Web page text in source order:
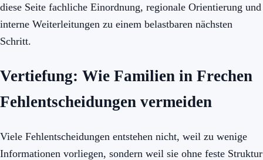
diese Seite fachliche Einordnung, regionale Orientierung und
interne Weiterleitungen zu einem belastbaren nächsten
Schritt.
Vertiefung: Wie Familien in Frechen
Fehlentscheidungen vermeiden
Viele Fehlentscheidungen entstehen nicht, weil zu wenige
Informationen vorliegen, sondern weil sie ohne feste Struktur